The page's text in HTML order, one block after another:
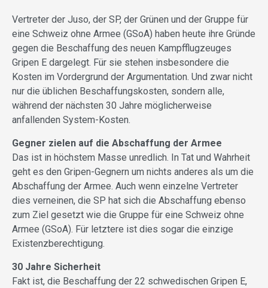
Vertreter der Juso, der SP, der Grünen und der Gruppe für
eine Schweiz ohne Armee (GSoA) haben heute ihre Gründe
gegen die Beschaffung des neuen Kampfflugzeuges
Gripen E dargelegt. Für sie stehen insbesondere die
Kosten im Vordergrund der Argumentation. Und zwar nicht
nur die üblichen Beschaffungskosten, sondern alle,
während der nächsten 30 Jahre möglicherweise
anfallenden System-Kosten.
Gegner zielen auf die Abschaffung der Armee
Das ist in höchstem Masse unredlich. In Tat und Wahrheit
geht es den Gripen-Gegnern um nichts anderes als um die
Abschaffung der Armee. Auch wenn einzelne Vertreter
dies verneinen, die SP hat sich die Abschaffung ebenso
zum Ziel gesetzt wie die Gruppe für eine Schweiz ohne
Armee (GSoA). Für letztere ist dies sogar die einzige
Existenzberechtigung.
30 Jahre Sicherheit
Fakt ist, die Beschaffung der 22 schwedischen Gripen E,